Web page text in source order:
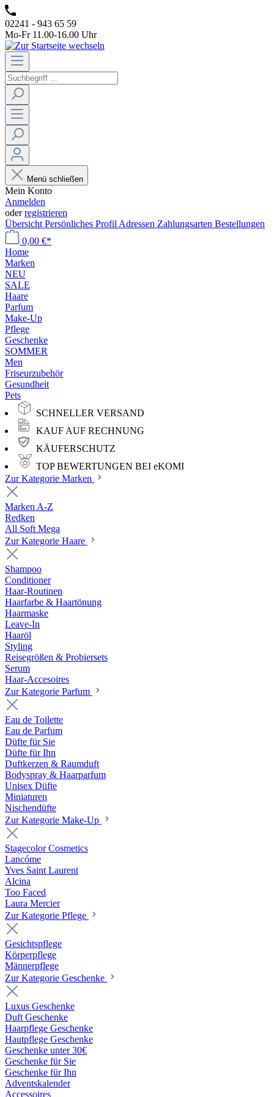
02241 - 943 65 59
Mo-Fr 11.00-16.00 Uhr
Menü schließen
Mein Konto
Anmelden
oderregistrieren
Übersicht Persönliches Profil Adressen Zahlungsarten Bestellungen
0,00 €*
Home
Marken
NEU
SALE
Haare
Parfum
Make-Up
Pflege
Geschenke
SOMMER
Men
Friseurzubehör
Gesundheit
Pets
SCHNELLER VERSAND
KAUF AUF RECHNUNG
KÄUFERSCHUTZ
TOP BEWERTUNGEN BEI eKOMI
Zur Kategorie Marken
Marken A-Z
Redken
All Soft Mega
Zur Kategorie Haare
Shampoo
Conditioner
Haar-Routinen
Haarfarbe & Haartönung
Haarmaske
Leave-In
Haaröl
Styling
Reisegrößen & Probiersets
Serum
Haar-Accesoires
Zur Kategorie Parfum
Eau de Toilette
Eau de Parfum
Düfte für Sie
Düfte für Ihn
Duftkerzen & Raumduft
Bodyspray & Haarparfum
Unisex Düfte
Miniaturen
Nischendüfte
Zur Kategorie Make-Up
Stagecolor Cosmetics
Lancóme
Yves Saint Laurent
Alcina
Too Faced
Laura Mercier
Zur Kategorie Pflege
Gesichtspflege
Körperpflege
Männerpflege
Zur Kategorie Geschenke
Luxus Geschenke
Duft Geschenke
Haarpflege Geschenke
Hautpflege Geschenke
Geschenke unter 30€
Geschenke für Sie
Geschenke für Ihn
Adventskalender
Accessoires